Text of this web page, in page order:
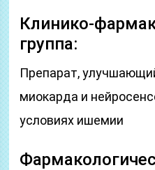
Клинико-
группа:
Препарат,
миокарда и
условиях ишемии